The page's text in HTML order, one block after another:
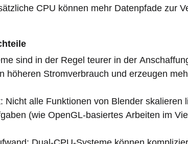
CPU können mehr Datenpfade zur
sind in der Regel teurer in der
höheren Stromverbrauch und erzeugen
Nicht alle Funktionen von Blender skalieren
(wie OpenGL-basiertes Arbeiten im